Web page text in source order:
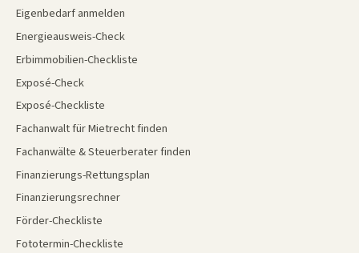
Eigenbedarf anmelden
Energieausweis-Check
Erbimmobilien-Checkliste
Exposé-Check
Exposé-Checkliste
Fachanwalt für Mietrecht finden
Fachanwälte & Steuerberater finden
Finanzierungs-Rettungsplan
Finanzierungsrechner
Förder-Checkliste
Fototermin-Checkliste